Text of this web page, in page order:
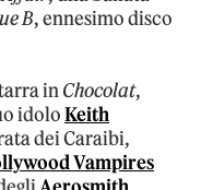
B, ennesimo disco
inChocolat,
idoloKeith
dei Caraibi,
Vampires